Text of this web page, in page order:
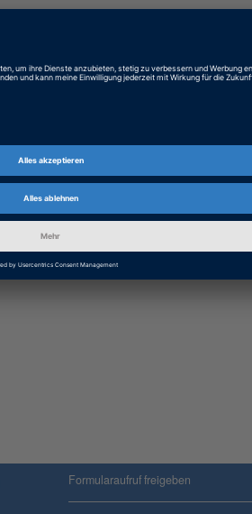
Formularaufruf freigeben